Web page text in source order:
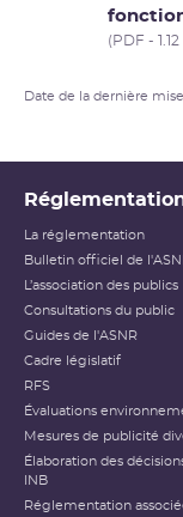
(PDF -
Date de la dernière mise
La réglementation
Bulletin officiel de
L’association des publics
Consultations du public
Guides de l'ASNR
Cadre législatif
RFS
Évaluations
Mesures de publicité
Élaboration des
INB
Réglementation